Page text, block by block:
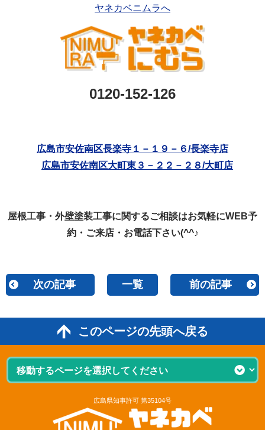
ヤネカベニムラへ
0120-152-126
広島市安佐南区長楽寺１－１９－６/長楽寺店
広島市安佐南区大町東３－２２－２８/大町店
屋根工事・外壁塗装工事に関するご相談はお気軽にWEB予
約・ご来店・お電話下さい(^^♪
次の記事 一覧 前の記事
このページの先頭へ戻る
広島県知事許可 第35104号